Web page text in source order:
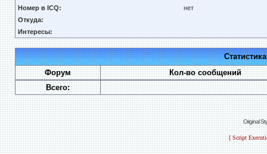
Номер в ICQ:
нет
Откуда:
Интересы:
Форум
Кол-во сообщений
Всего:
Original
[ Script